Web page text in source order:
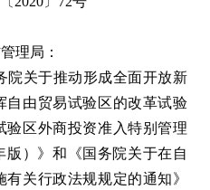
理局：
关于推动形成全面开放新
自由贸易试验区的改革试验
验区外商投资准入特别管理
版）》和《国务院关于在自
关行政法规规定的通知》